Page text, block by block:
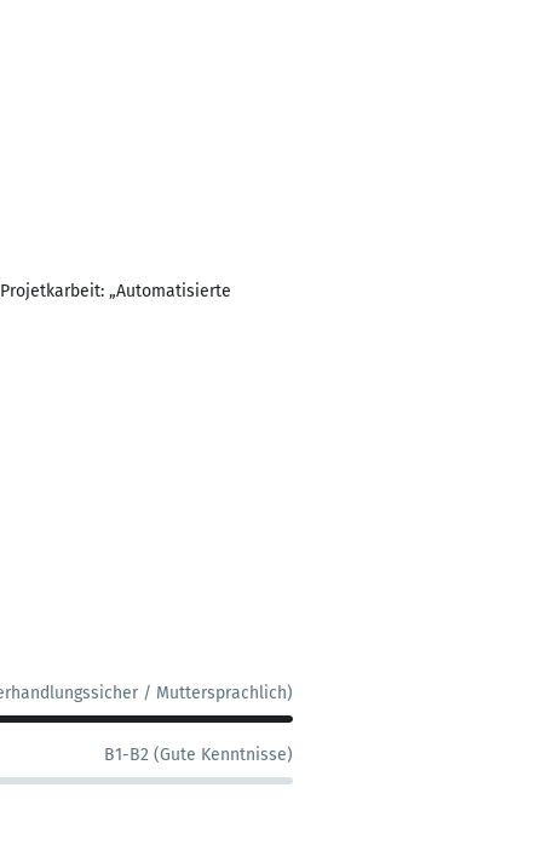
„Automatisierte
/ Muttersprachlich)
B1-B2 (Gute Kenntnisse)